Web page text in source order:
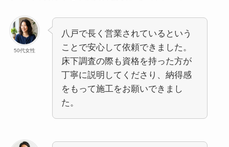
50代女性
八戸で長く営業されているという
ことで安心して依頼できました。
床下調査の際も資格を持った方が
丁寧に説明してくださり、納得感
をもって施工をお願いできまし
た。